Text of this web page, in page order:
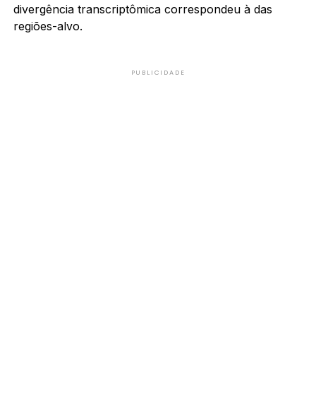
divergência transcriptômica correspondeu à das
regiões-alvo.
PUBLICIDADE